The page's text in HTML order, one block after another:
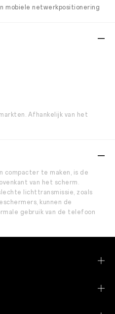
mobiele netwerkpositionering
Afhankelijk van het
compacter te maken, is de
van het scherm.
lichttransmissie, zoals
kunnen de
gebruik van de telefoon